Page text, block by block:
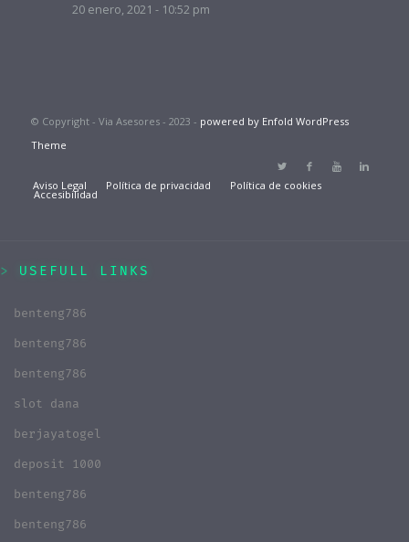
20 enero, 2021 - 10:52 pm
© Copyright - Via Asesores - 2023 - powered by Enfold WordPress
Theme
Aviso Legal Política de privacidad Política de cookies
Accesibilidad
USEFULL LINKS
benteng786
benteng786
benteng786
slot dana
berjayatogel
deposit 1000
benteng786
benteng786